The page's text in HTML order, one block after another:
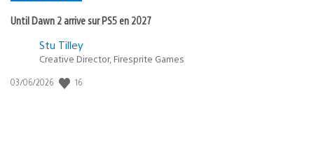
Until Dawn 2 arrive sur PS5 en 2027
Postée
:
Stu Tilley
Creative Director, Firesprite Games
Date
03/06/2026 16